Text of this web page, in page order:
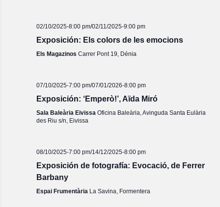
02/10/2025-8:00 pm/02/11/2025-9:00 pm
Exposición: Els colors de les emocions
Els Magazinos Carrer Pont 19, Dénia
07/10/2025-7:00 pm/07/01/2026-8:00 pm
Exposición: ‘Emperò!’, Aïda Miró
Sala Baleària Eivissa Oficina Baleària, Avinguda Santa Eulària
des Riu s/n, Eivissa
08/10/2025-7:00 pm/14/12/2025-8:00 pm
Exposición de fotografía: Evocació, de Ferrer
Barbany
Espai Frumentària La Savina, Formentera